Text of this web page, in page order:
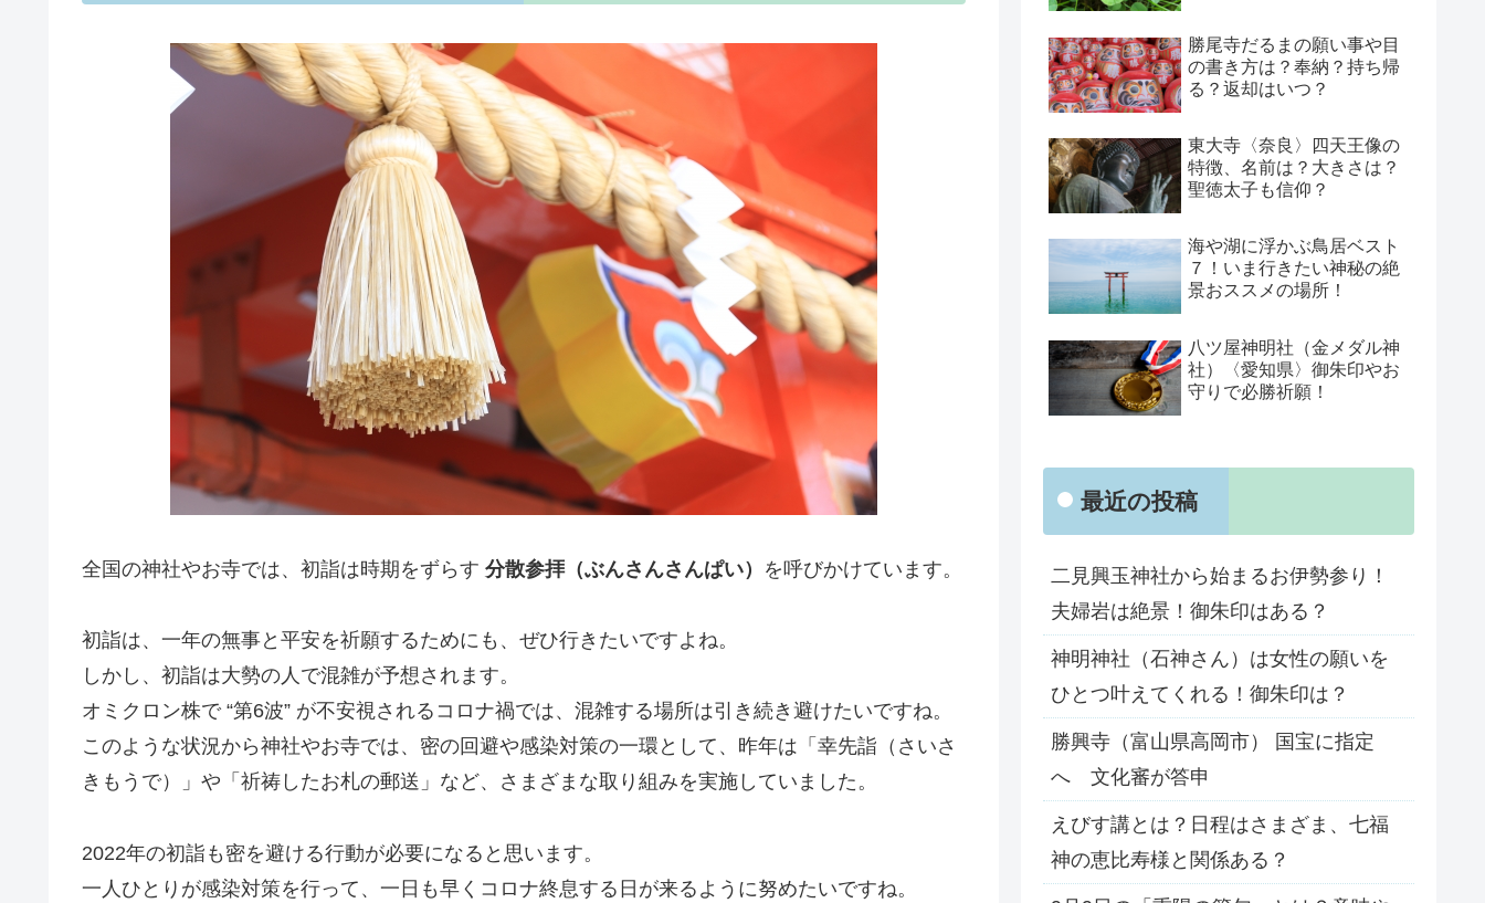
全国の神社やお寺では、初詣は時期をずらす 分散参拝（ぶんさんさんぱい） を呼びかけています。
初詣は、一年の無事と平安を祈願するためにも、ぜひ行きたいですよね。
しかし、初詣は大勢の人で混雑が予想されます。
オミクロン株で “第6波” が不安視されるコロナ禍では、混雑する場所は引き続き避けたいですね。
このような状況から神社やお寺では、密の回避や感染対策の一環として、昨年は「幸先詣（さいさ
きもうで）」や「祈祷したお札の郵送」など、さまざまな取り組みを実施していました。
2022年の初詣も密を避ける行動が必要になると思います。
一人ひとりが感染対策を行って、一日も早くコロナ終息する日が来るように努めたいですね。
勝尾寺だるまの願い事や目
の書き方は？奉納？持ち帰
る？返却はいつ？
東大寺〈奈良〉四天王像の
特徴、名前は？大きさは？
聖徳太子も信仰？
海や湖に浮かぶ鳥居ベスト
７！いま行きたい神秘の絶
景おススメの場所！
八ツ屋神明社（金メダル神
社）〈愛知県〉御朱印やお
守りで必勝祈願！
最近の投稿
二見興玉神社から始まるお伊勢参り！
夫婦岩は絶景！御朱印はある？
神明神社（石神さん）は女性の願いを
ひとつ叶えてくれる！御朱印は？
勝興寺（富山県高岡市） 国宝に指定
へ 文化審が答申
えびす講とは？日程はさまざま、七福
神の恵比寿様と関係ある？